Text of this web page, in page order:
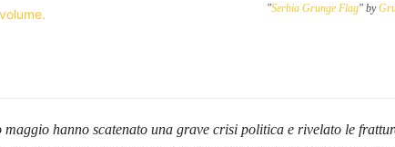
"Serbia Grunge Flag" by
hanno scatenato una grave crisi politica e rivelato le